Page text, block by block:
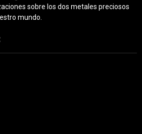
sobre los dos metales preciosos
mundo.